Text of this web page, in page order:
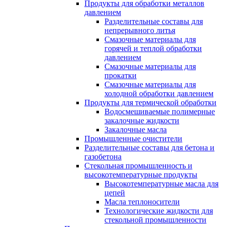
Продукты для обработки металлов
давлением
Разделительные составы для
непрерывного литья
Смазочные материалы для
горячей и теплой обработки
давлением
Смазочные материалы для
прокатки
Смазочные материалы для
холодной обработки давлением
Продукты для термической обработки
Водосмешиваемые полимерные
закалочные жидкости
Закалочные масла
Промышленные очистители
Разделительные составы для бетона и
газобетона
Стекольная промышленность и
высокотемпературные продукты
Высокотемпературные масла для
цепей
Масла теплоносители
Технологические жидкости для
стекольной промышленности